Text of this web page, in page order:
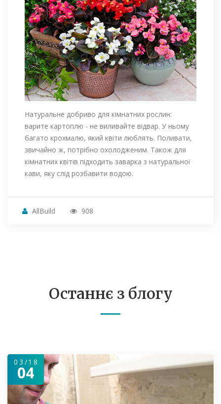
Натуральне добриво для кімнатних рослин:
варите картоплю - не виливайте відвар. У ньому
багато крохмалю, який квіти люблять. Поливати,
звичайно ж, потрібно охолодженим. Також для
кімнатних квітів підходить заварка з натуральної
кави, яку слід розбавити водою.
AllBuild 908
Останнє з блогу
03/18
04